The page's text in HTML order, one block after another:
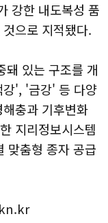
강한 내도복성 품
으로 지적됐다.
돼 있는 구조를 개
강', '금강' 등 다양
충과 기후변화
지리정보시스템
맞춤형 종자 공급